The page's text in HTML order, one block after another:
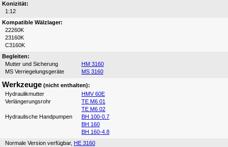
Konizität:
1:12
Kompatible Wälzlager:
22260K
23160K
C3160K
Begleiten:
Mutter und Sicherung
HM 3160
MS Verriegelungsgeräte
MS 3160
Werkzeuge (nicht enthalten):
Hydraulikmutter
HMV 60E
Verlängerungsrohr
TE M6 01
TE M6 02
Hydraulische Handpumpen
BH 100-0.7
BH 160
BH 160-4.8
Normale Version verfügbar, HE 3160